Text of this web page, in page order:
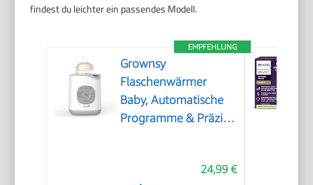
findest du leichter ein passendes Modell.
EMPFEHLUNG
Grownsy
Flaschenwärmer
Baby, Automatische
Programme & Präzise
24,99 €